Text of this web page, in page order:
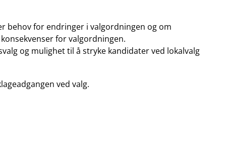
behov for endringer i valgordningen og om
for valgordningen.
og mulighet til å stryke kandidater ved lokalvalg
ved valg.